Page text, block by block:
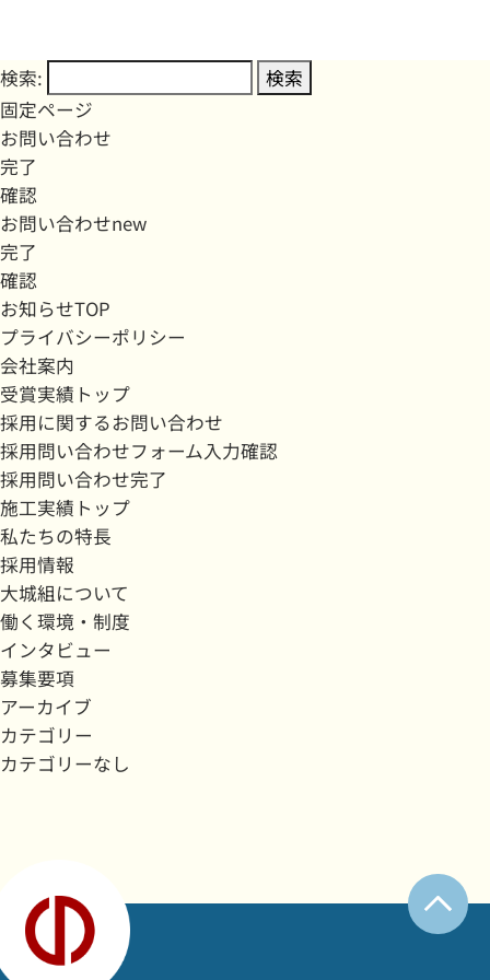
検索:
固定ページ
お問い合わせ
完了
確認
お問い合わせnew
完了
確認
お知らせTOP
プライバシーポリシー
会社案内
受賞実績トップ
採用に関するお問い合わせ
採用問い合わせフォーム入力確認
採用問い合わせ完了
施工実績トップ
私たちの特長
採用情報
大城組について
働く環境・制度
インタビュー
募集要項
アーカイブ
カテゴリー
カテゴリーなし